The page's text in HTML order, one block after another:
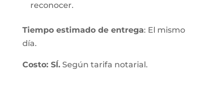
reconocer.
Tiempo estimado de entrega: El mismo
día.
Costo: SÍ.Según tarifa notarial.